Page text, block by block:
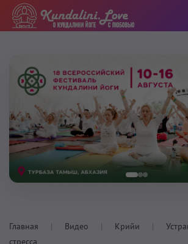
Главная Видео Крийи
стресса